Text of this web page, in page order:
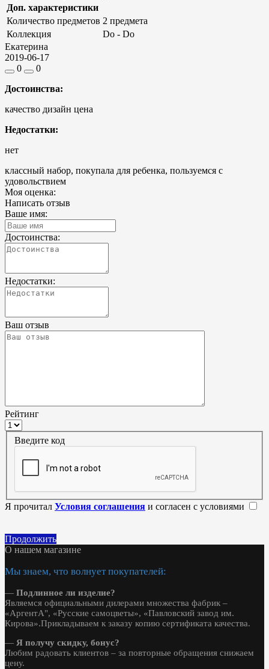
Доп. характеристики
Количество предметов 2 предмета
Коллекция
Do - Do
Екатерина
2019-06-17
0
0
Достоинства:
качество дизайн цена
Недостатки:
нет
классный набор, покупала для ребенка, пользуемся с
удовольствием
Моя оценка:
Написать отзыв
Ваше имя:
Достоинства:
Недостатки:
Ваш отзыв
Рейтинг
Введите код
Я прочитал Условия соглашения и согласен с условиями
Продолжить
О нашем магазине
Мы знаем, что волнует покупателей:
— Подлинное ли изделие?
Являемся официальными дилерами множества фабрик –
«АргентА", «Русские самоцветы», «Павловский завод им.
Кирова».Прикладываем к заказу копию сертификата качества.
— Я получу скидку, бонус?
Любим радовать клиентов – за повторные обращения снижаем
цену.